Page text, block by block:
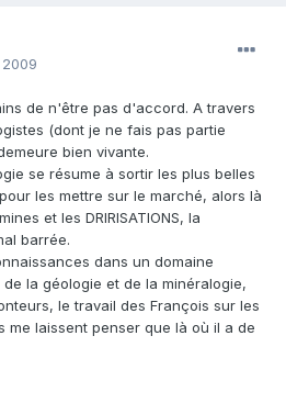
de n'être pas d'accord. A travers
(dont je ne fais pas partie
bien vivante.
se résume à sortir les plus belles
les mettre sur le marché, alors là
et les DRIRISATIONS, la
barrée.
dans un domaine
la géologie et de la minéralogie,
le travail des François sur les
me laissent penser que là où il a de